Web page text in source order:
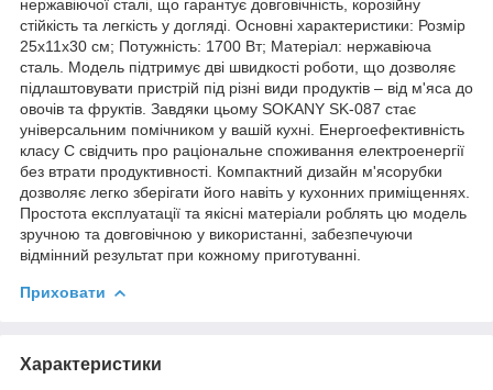
нержавіючої сталі, що гарантує довговічність, корозійну
стійкість та легкість у догляді. Основні характеристики: Розмір
25х11х30 см; Потужність: 1700 Вт; Матеріал: нержавіюча
сталь. Модель підтримує дві швидкості роботи, що дозволяє
підлаштовувати пристрій під різні види продуктів – від м'яса до
овочів та фруктів. Завдяки цьому SOKANY SK-087 стає
універсальним помічником у вашій кухні. Енергоефективність
класу C свідчить про раціональне споживання електроенергії
без втрати продуктивності. Компактний дизайн м'ясорубки
дозволяє легко зберігати його навіть у кухонних приміщеннях.
Простота експлуатації та якісні матеріали роблять цю модель
зручною та довговічною у використанні, забезпечуючи
відмінний результат при кожному приготуванні.
Приховати
Характеристики